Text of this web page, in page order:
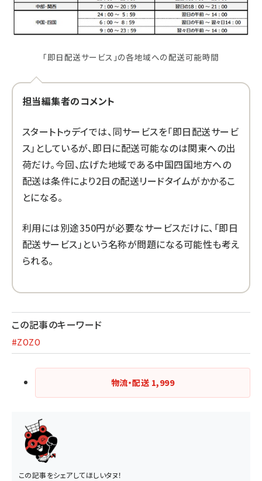
「即日配送サービス」の各地域への配送可能時間
担当編集者のコメント
スタートトゥデイでは、同サービスを「即日配送サービ
ス」としているが、即日に配送可能なのは関東への出
荷だけ。今回、広げた地域である中国四国地方への
配送は条件により2日の配送リードタイムがかかるこ
とになる。
利用には別途350円が必要なサービスだけに、「即日
配送サービス」という名称が問題になる可能性も考え
られる。
この記事のキーワード
#ZOZO
物流・配送 1,999
この記事をシェアしてほしいタヌ！